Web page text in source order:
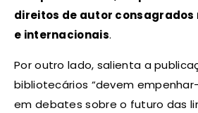
direitos de autor consagrados
e internacionais.
Por outro lado, salienta a
bibliotecários “devem
em debates sobre o futuro das